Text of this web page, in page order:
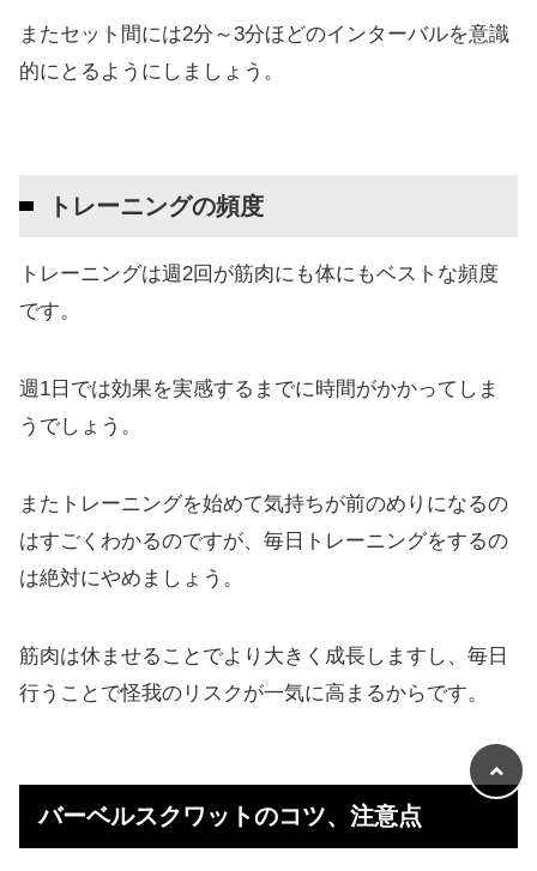
またセット間には2分～3分ほどのインターバルを意識
的にとるようにしましょう。
トレーニングの頻度
トレーニングは週2回が筋肉にも体にもベストな頻度
です。
週1日では効果を実感するまでに時間がかかってしま
うでしょう。
またトレーニングを始めて気持ちが前のめりになるの
はすごくわかるのですが、毎日トレーニングをするの
は絶対にやめましょう。
筋肉は休ませることでより大きく成長しますし、毎日
行うことで怪我のリスクが一気に高まるからです。
バーベルスクワットのコツ、注意点